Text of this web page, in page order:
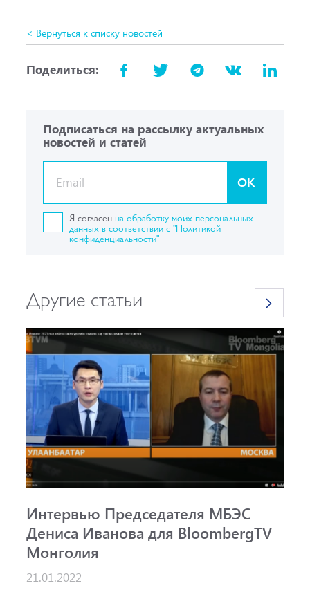
< Вернуться к списку новостей
Поделиться:
Подписаться на рассылку актуальных
новостей и статей
OK
Я согласен на обработку моих персональных
данных в соответствии с "Политикой
конфиденциальности"
Другие статьи
Интервью Председателя МБЭС
Дениса Иванова для BloombergTV
Монголия
21.01.2022